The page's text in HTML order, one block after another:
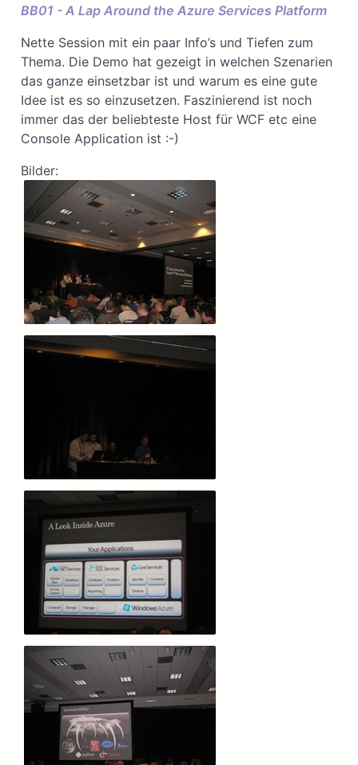
BB01 - A Lap Around the Azure Services Platform
Nette Session mit ein paar Info’s und Tiefen zum
Thema. Die Demo hat gezeigt in welchen Szenarien
das ganze einsetzbar ist und warum es eine gute
Idee ist es so einzusetzen. Faszinierend ist noch
immer das der beliebteste Host für WCF etc eine
Console Application ist :-)
Bilder: